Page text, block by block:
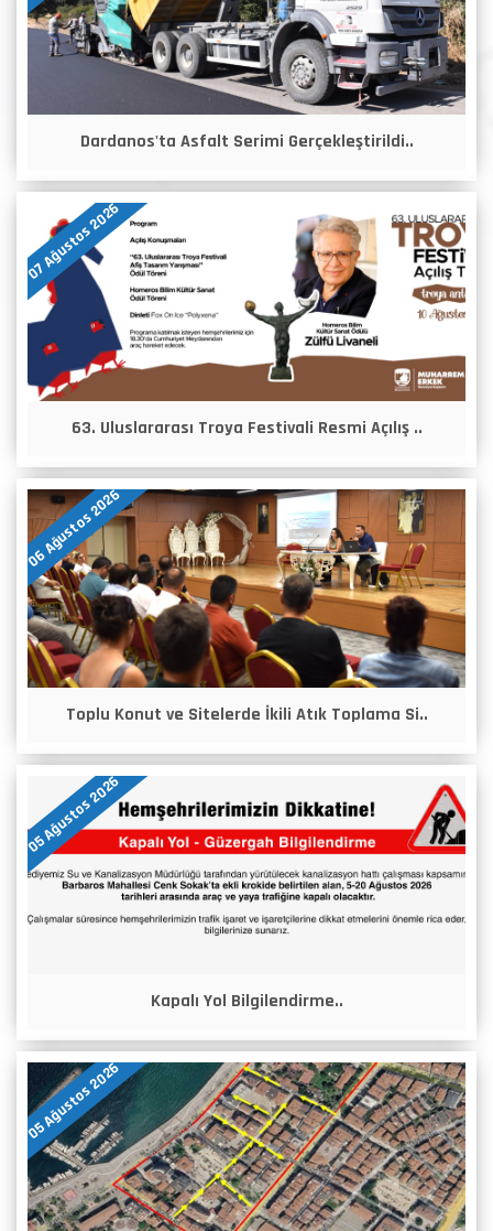
Dardanos'ta Asfalt Serimi Gerçekleştirildi..
07 Ağustos 2026
63. Uluslararası Troya Festivali Resmi Açılış ..
06 Ağustos 2026
Toplu Konut ve Sitelerde İkili Atık Toplama Si..
05 Ağustos 2026
Kapalı Yol Bilgilendirme..
05 Ağustos 2026